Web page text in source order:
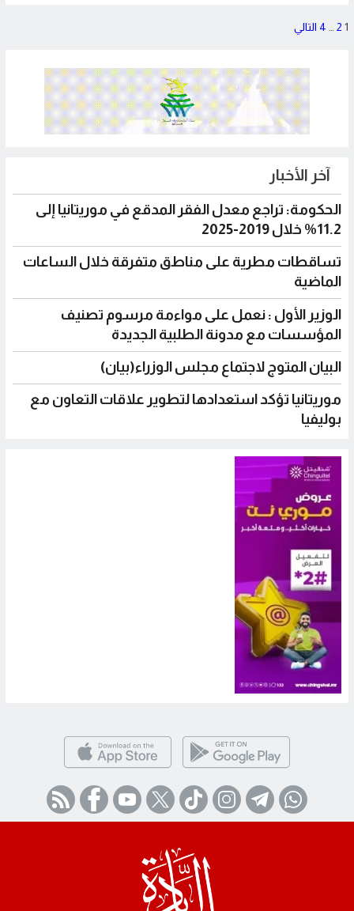
تعدد
المقالات
1
2
…
4 التالي
آخر الأخبار
الحكومة: تراجع معدل الفقر المدقع في موريتانيا إلى
11.2% خلال 2019-2025
تساقطات مطرية على مناطق متفرقة خلال الساعات
الماضية
الوزير الأول : نعمل على مواءمة مرسوم تصنيف
المؤسسات مع مدونة الطلبية الجديدة
البيان المتوج لاجتماع مجلس الوزراء(بيان)
موريتانيا تؤكد استعدادها لتطوير علاقات التعاون مع
بوليفيا